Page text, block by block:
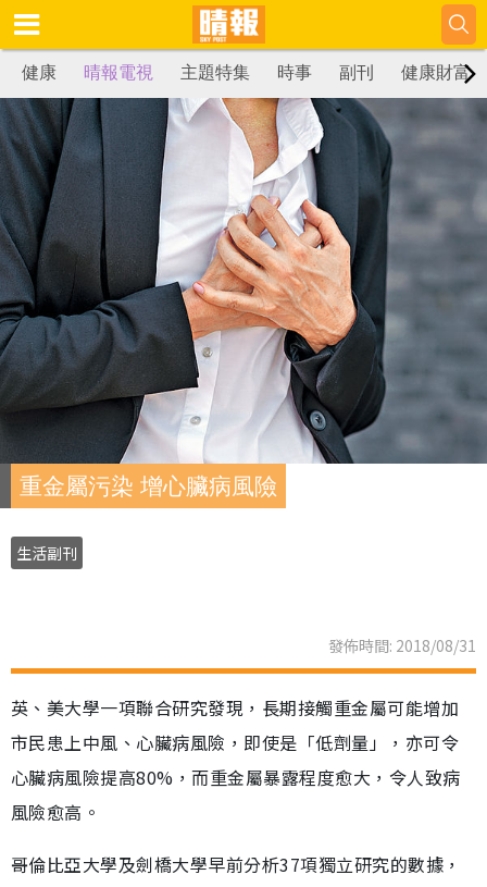
健康 晴報電視 主題特集 時事 副刊 健康財富
重金屬污染 增心臟病風險
生活副刊
發佈時間: 2018/08/31
英、美大學一項聯合研究發現，長期接觸重金屬可能增加
市民患上中風、心臟病風險，即使是「低劑量」，亦可令
心臟病風險提高80%，而重金屬暴露程度愈大，令人致病
風險愈高。
哥倫比亞大學及劍橋大學早前分析37項獨立研究的數據，